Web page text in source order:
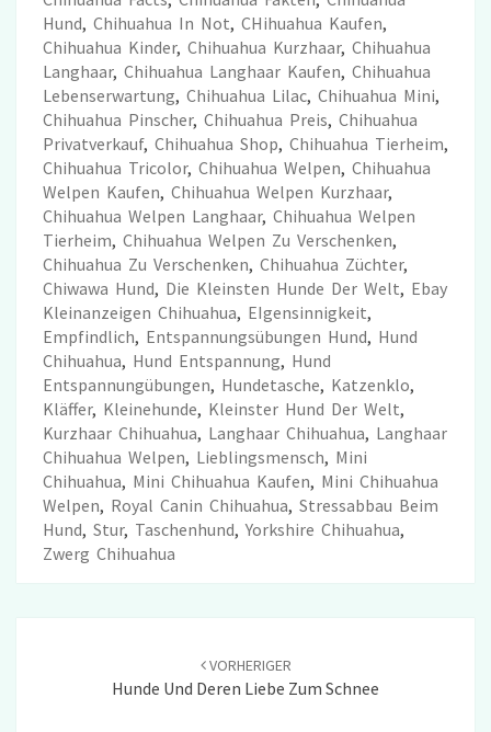
Hund, Chihuahua In Not, CHihuahua Kaufen,
Chihuahua Kinder, Chihuahua Kurzhaar, Chihuahua
Langhaar, Chihuahua Langhaar Kaufen, Chihuahua
Lebenserwartung, Chihuahua Lilac, Chihuahua Mini,
Chihuahua Pinscher, Chihuahua Preis, Chihuahua
Privatverkauf, Chihuahua Shop, Chihuahua Tierheim,
Chihuahua Tricolor, Chihuahua Welpen, Chihuahua
Welpen Kaufen, Chihuahua Welpen Kurzhaar,
Chihuahua Welpen Langhaar, Chihuahua Welpen
Tierheim, Chihuahua Welpen Zu Verschenken,
Chihuahua Zu Verschenken, Chihuahua Züchter,
Chiwawa Hund, Die Kleinsten Hunde Der Welt, Ebay
Kleinanzeigen Chihuahua, EIgensinnigkeit,
Empfindlich, Entspannungsübungen Hund, Hund
Chihuahua, Hund Entspannung, Hund
Entspannungübungen, Hundetasche, Katzenklo,
Kläffer, Kleinehunde, Kleinster Hund Der Welt,
Kurzhaar Chihuahua, Langhaar Chihuahua, Langhaar
Chihuahua Welpen, Lieblingsmensch, Mini
Chihuahua, Mini Chihuahua Kaufen, Mini Chihuahua
Welpen, Royal Canin Chihuahua, Stressabbau Beim
Hund, Stur, Taschenhund,Yorkshire Chihuahua,
Zwerg Chihuahua
VORHERIGER
Hunde Und Deren Liebe Zum Schnee